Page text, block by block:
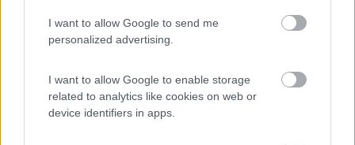
I want to allow Google to send me
personalized advertising.
I want to allow Google to enable storage
related to analytics like cookies on web or
device identifiers in apps.